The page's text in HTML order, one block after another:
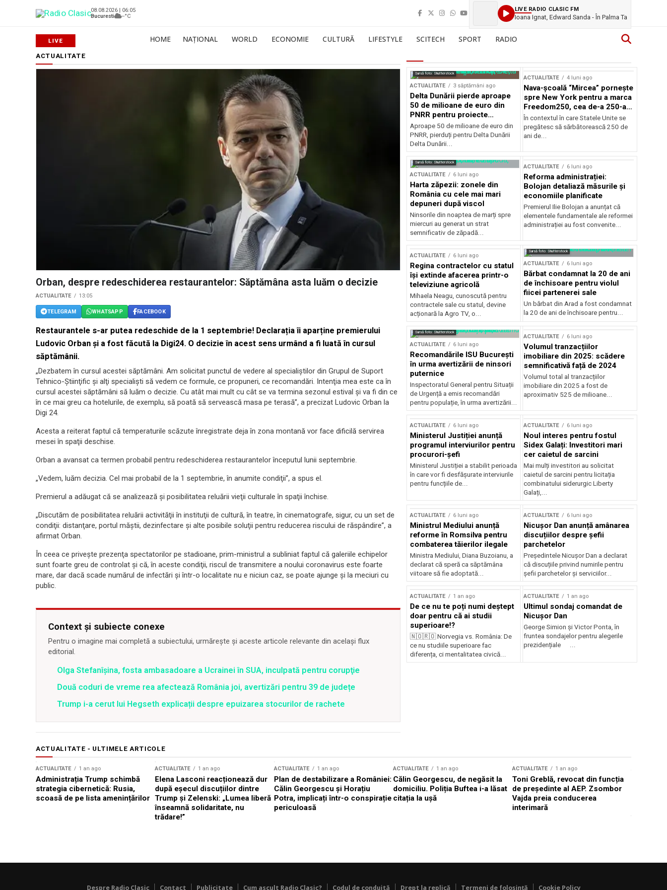
08.08.2026 | 06:05
Bucuresti
--°C
LIVE RADIO CLASIC FM
Ioana Ignat, Edward Sanda - În Palma Ta
HOME NAȚIONAL WORLD ECONOMIE CULTURĂ LIFESTYLE SCITECH SPORT RADIO
ACTUALITATE
Orban, despre redeschiderea restaurantelor: Săptămâna asta luăm o decizie
ACTUALITATE 13:05
TELEGRAM WHATSAPP FACEBOOK
Restaurantele s-ar putea redeschide de la 1 septembrie! Declarația îi aparține premierului
Ludovic Orban și a fost făcută la Digi24. O decizie în acest sens urmând a fi luată în cursul
săptămânii.
„Dezbatem în cursul acestei săptămâni. Am solicitat punctul de vedere al specialiştilor din Grupul de Suport
Tehnico-Ştiinţific şi alţi specialişti să vedem ce formule, ce propuneri, ce recomandări. Intenţia mea este ca în
cursul acestei săptămâni să luăm o decizie. Cu atât mai mult cu cât se va termina sezonul estival şi va fi din ce
în ce mai greu ca hotelurile, de exemplu, să poată să servească masa pe terasă”, a precizat Ludovic Orban la
Digi 24.
Acesta a reiterat faptul că temperaturile scăzute înregistrate deja în zona montană vor face dificilă servirea
mesei în spaţii deschise.
Orban a avansat ca termen probabil pentru redeschiderea restaurantelor începutul lunii septembrie.
„Vedem, luăm decizia. Cel mai probabil de la 1 septembrie, în anumite condiţii”, a spus el.
Premierul a adăugat că se analizează şi posibilitatea reluării vieţii culturale în spaţii închise.
„Discutăm de posibilitatea reluării activităţii în instituţii de cultură, în teatre, în cinematografe, sigur, cu un set de
condiţii: distanţare, portul măştii, dezinfectare şi alte posibile soluţii pentru reducerea riscului de răspândire”, a
afirmat Orban.
În ceea ce priveşte prezenţa spectatorilor pe stadioane, prim-ministrul a subliniat faptul că galeriile echipelor
sunt foarte greu de controlat şi că, în aceste condiţii, riscul de transmitere a noului coronavirus este foarte
mare, dar dacă scade numărul de infectări şi într-o localitate nu e niciun caz, se poate ajunge şi la meciuri cu
public.
Context și subiecte conexe
Pentru o imagine mai completă a subiectului, urmărește și aceste articole relevante din același flux
editorial.
Olga Stefanîşina, fosta ambasadoare a Ucrainei în SUA, inculpată pentru corupţie
Două coduri de vreme rea afectează România joi, avertizări pentru 39 de județe
Trump i-a cerut lui Hegseth explicații despre epuizarea stocurilor de rachete
Sursă foto: Shutterstock
ACTUALITATE 3 săptămâni ago
Delta Dunării pierde aproape
50 de milioane de euro din
PNRR pentru proiecte
esențiale
Aproape 50 de milioane de euro din
PNRR, pierduți pentru Delta Dunării
Delta Dunării...
ACTUALITATE 4 luni ago
Nava-școală “Mircea” pornește
spre New York pentru a marca
Freedom250, cea de-a 250-a
aniversare a Statelor Unite
În contextul în care Statele Unite se
pregătesc să sărbătorească 250 de
ani de...
Sursă foto: Shutterstock
ACTUALITATE 6 luni ago
Harta zăpezii: zonele din
România cu cele mai mari
depuneri după viscol
Ninsorile din noaptea de marți spre
miercuri au generat un strat
semnificativ de zăpadă...
ACTUALITATE 6 luni ago
Reforma administrației:
Bolojan detaliază măsurile și
economiile planificate
Premierul Ilie Bolojan a anunțat că
elementele fundamentale ale reformei
administrației au fost convenite...
ACTUALITATE 6 luni ago
Regina contractelor cu statul
își extinde afacerea printr-o
televiziune agricolă
Mihaela Neagu, cunoscută pentru
contractele sale cu statul, devine
acționară la Agro TV, o...
Sursă foto: Shutterstock
ACTUALITATE 6 luni ago
Bărbat condamnat la 20 de ani
de închisoare pentru violul
fiicei partenerei sale
Un bărbat din Arad a fost condamnat
la 20 de ani de închisoare pentru...
Sursă foto: Shutterstock
ACTUALITATE 6 luni ago
Recomandările ISU București
în urma avertizării de ninsori
puternice
Inspectoratul General pentru Situații
de Urgență a emis recomandări
pentru populație, în urma avertizării...
ACTUALITATE 6 luni ago
Volumul tranzacțiilor
imobiliare din 2025: scădere
semnificativă față de 2024
Volumul total al tranzacțiilor
imobiliare din 2025 a fost de
aproximativ 525 de milioane...
ACTUALITATE 6 luni ago
Ministerul Justiției anunță
programul interviurilor pentru
procurori-șefi
Ministerul Justiției a stabilit perioada
în care vor fi desfășurate interviurile
pentru funcțiile de...
ACTUALITATE 6 luni ago
Noul interes pentru fostul
Sidex Galați: Investitori mari
cer caietul de sarcini
Mai mulți investitori au solicitat
caietul de sarcini pentru licitația
combinatului siderurgic Liberty
Galați,...
ACTUALITATE 6 luni ago
Ministrul Mediului anunță
reforme în Romsilva pentru
combaterea tăierilor ilegale
Ministra Mediului, Diana Buzoianu, a
declarat că speră ca săptămâna
viitoare să fie adoptată...
ACTUALITATE 6 luni ago
Nicușor Dan anunță amânarea
discuțiilor despre șefii
parchetelor
Președintele Nicușor Dan a declarat
că discuțiile privind numirile pentru
șefii parchetelor și serviciilor...
ACTUALITATE 1 an ago
De ce nu te poți numi deștept
doar pentru că ai studii
superioare!?
🇳🇴🇷🇴 Norvegia vs. România: De
ce nu studiile superioare fac
diferența, ci mentalitatea civică...
ACTUALITATE 1 an ago
Ultimul sondaj comandat de
Nicușor Dan
George Simion și Victor Ponta, în
fruntea sondajelor pentru alegerile
prezidențiale ...
ACTUALITATE - ULTIMELE ARTICOLE
ACTUALITATE 1 an ago
Administrația Trump schimbă
strategia cibernetică: Rusia,
scoasă de pe lista amenințărilor
ACTUALITATE 1 an ago
Elena Lasconi reacționează dur
după eșecul discuțiilor dintre
Trump și Zelenski: „Lumea liberă
înseamnă solidaritate, nu
trădare!”
ACTUALITATE 1 an ago
Plan de destabilizare a României:
Călin Georgescu și Horațiu
Potra, implicați într-o conspirație
periculoasă
ACTUALITATE 1 an ago
Călin Georgescu, de negăsit la
domiciliu. Poliția Buftea i-a lăsat
citația la ușă
ACTUALITATE 1 an ago
Toni Greblă, revocat din funcția
de președinte al AEP. Zsombor
Vajda preia conducerea
interimară
Despre Radio Clasic Contact Publicitate Cum ascult Radio Clasic? Codul de conduită Drept la replică Termeni de folosință Cookie Policy